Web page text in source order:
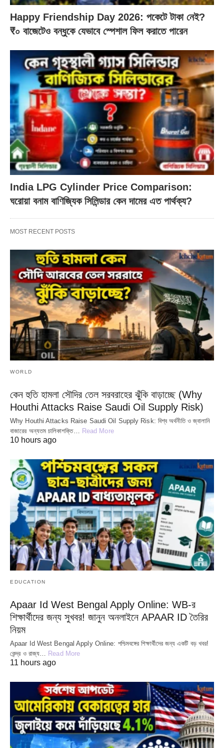
Happy Friendship Day 2026: পকেটে টাকা নেই?
₹০ বাজেটেও বন্ধুকে যেভাবে স্পেশাল ফিল করাতে পারেন
India LPG Cylinder Price Comparison:
ঘরোয়া বনাম বাণিজ্যিক সিলিন্ডার কেন দামের এত পার্থক্য?
MOST RECENT POSTS
WORLD
কেন হুতি হামলা সৌদির তেল সরবরাহের ঝুঁকি বাড়াচ্ছে (Why
Houthi Attacks Raise Saudi Oil Supply Risk)
Why Houthi Attacks Raise Saudi Oil Supply Risk: বিশ্ব অর্থনীতি ও জ্বালানি
বাজারের অন্যতম চালিকাশক্তি… Read More
10 hours ago
EDUCATION
Apaar Id West Bengal Apply Online: WB-র
শিক্ষার্থীদের জন্য সুখবর! জানুন অনলাইনে APAAR ID তৈরির
নিয়ম
Apaar Id West Bengal Apply Online: পশ্চিমবঙ্গের শিক্ষার্থীদের জন্য একটি বড় খবর!
কেন্দ্র ও রাজ্য… Read More
11 hours ago